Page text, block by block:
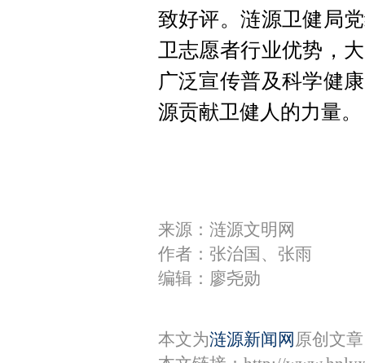
致好评。涟源卫健局
卫志愿者行业优势，
广泛宣传普及科学健
源贡献卫健人的力量。
来源：涟源文明网
作者：张治国、张雨
编辑：廖尧勋
本文为涟源新闻网 原创文